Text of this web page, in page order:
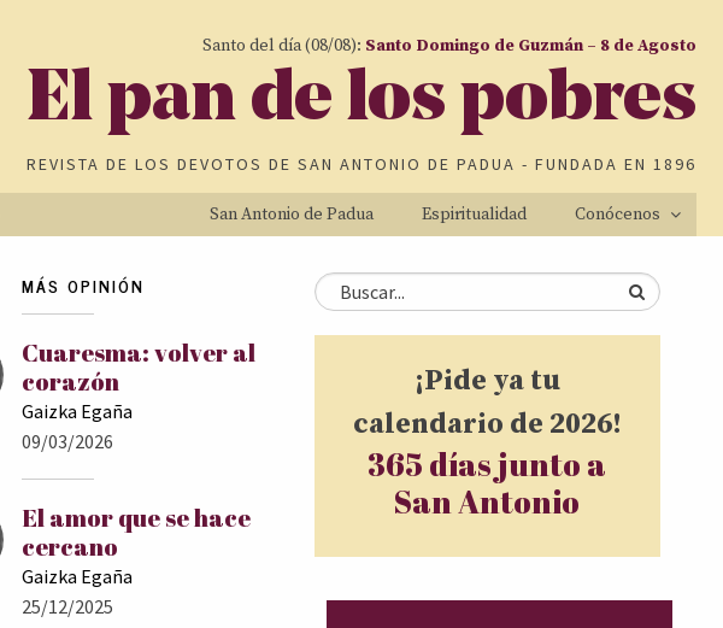
Santo del día (08/08): Santo Domingo de Guzmán – 8 de Agosto
El pan de los pobres
REVISTA DE LOS DEVOTOS DE SAN ANTONIO DE PADUA - FUNDADA EN 1896
San Antonio de Padua Espiritualidad Conócenos
MÁS OPINIÓN
Cuaresma: volver al
corazón
Gaizka Egaña
09/03/2026
El amor que se hace
cercano
Gaizka Egaña
25/12/2025
Formulario de
búsqueda
Buscar
¡Pide ya tu
calendario de 2026!
365 días junto a
San Antonio